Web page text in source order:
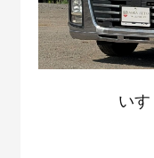
いす